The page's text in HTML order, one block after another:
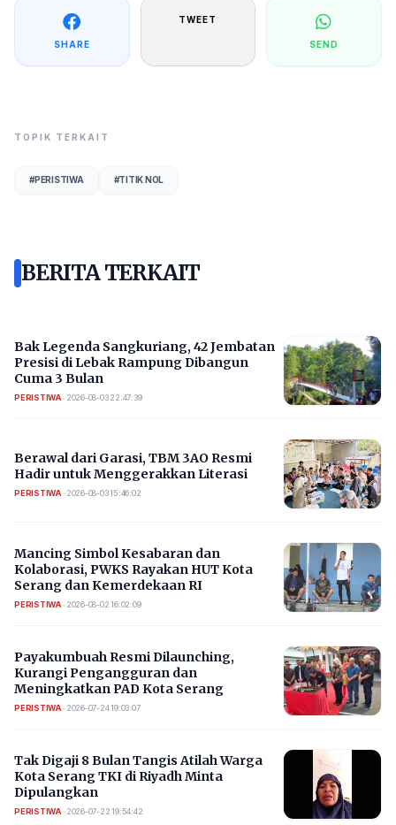
SHARE
TWEET
SEND
TOPIK TERKAIT
#PERISTIWA #TITIK NOL
BERITA TERKAIT
Bak Legenda Sangkuriang, 42 Jembatan
Presisi di Lebak Rampung Dibangun
Cuma 3 Bulan
PERISTIWA• 2026-08-03 22:47:39
Berawal dari Garasi, TBM 3AO Resmi
Hadir untuk Menggerakkan Literasi
PERISTIWA• 2026-08-03 15:46:02
Mancing Simbol Kesabaran dan
Kolaborasi, PWKS Rayakan HUT Kota
Serang dan Kemerdekaan RI
PERISTIWA• 2026-08-02 16:02:09
Payakumbuah Resmi Dilaunching,
Kurangi Pengangguran dan
Meningkatkan PAD Kota Serang
PERISTIWA• 2026-07-24 19:03:07
​Tak Digaji 8 Bulan Tangis Atilah Warga
Kota Serang TKI di Riyadh Minta
Dipulangkan
PERISTIWA• 2026-07-22 19:54:42